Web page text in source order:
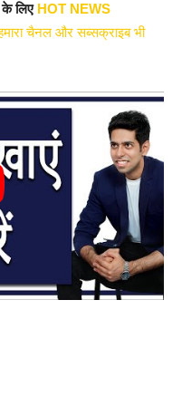
लिए HOT NEWS
चैनल और सब्सक्राइब भी